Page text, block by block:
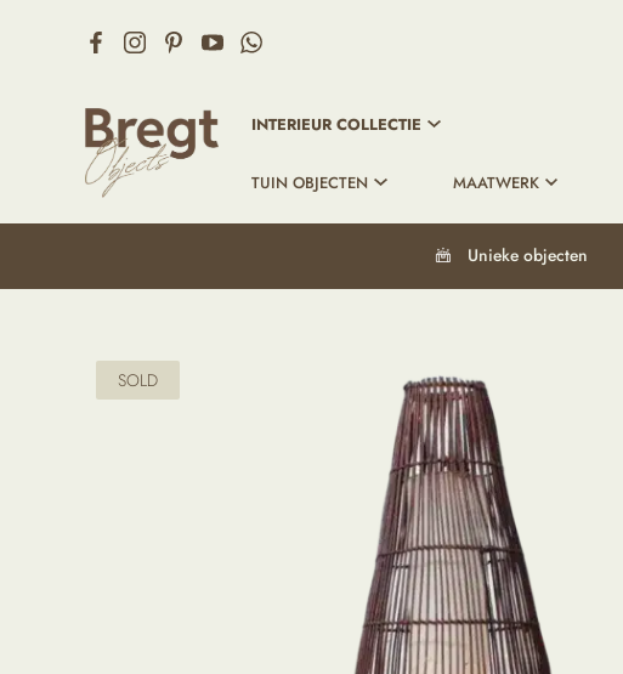
INTERIEUR COLLECTIE
TUIN OBJECTEN MAATWERK
Unieke objecten
SOLD